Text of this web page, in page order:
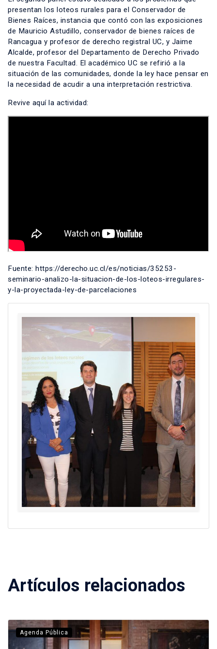
presentan los loteos rurales para el Conservador de
Bienes Raíces, instancia que contó con las exposiciones
de Mauricio Astudillo, conservador de bienes raíces de
Rancagua y profesor de derecho registral UC, y Jaime
Alcalde, profesor del Departamento de Derecho Privado
de nuestra Facultad. El académico UC se refirió a la
situación de las comunidades, donde la ley hace pensar en
la necesidad de acudir a una interpretación restrictiva.
Revive aquí la actividad:
Fuente: https://derecho.uc.cl/es/noticias/35253-
seminario-analizo-la-situacion-de-los-loteos-irregulares-
y-la-proyectada-ley-de-parcelaciones
Artículos relacionados
Agenda Pública